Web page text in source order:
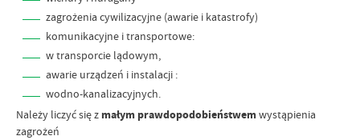
zagrożenia cywilizacyjne (awarie i katastrofy)
komunikacyjne i transportowe:
w transporcie lądowym,
awarie urządzeń i instalacji :
wodno-kanalizacyjnych.
Należy liczyć się z małym prawdopodobieństwemwystąpienia
zagrożeń